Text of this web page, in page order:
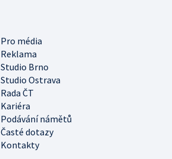
Pro média
Reklama
Studio Brno
Studio Ostrava
Rada ČT
Kariéra
Podávání námětů
Časté dotazy
Kontakty